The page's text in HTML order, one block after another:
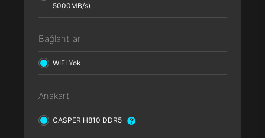
5000MB/s)
Bağlantılar
WIFI Yok
Anakart
CASPER H810 DDR5